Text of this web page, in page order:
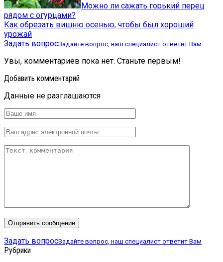
Можно ли сажать горький перец
рядом с огурцами?
Как обрезать вишню осенью, чтобы был хороший
урожай
Задать вопросЗадайте вопрос, наш специалист ответит Вам
Увы, комментариев пока нет. Станьте первым!
Добавить комментарий
Данные не разглашаются
Задать вопросЗадайте вопрос, наш специалист ответит Вам
Рубрики